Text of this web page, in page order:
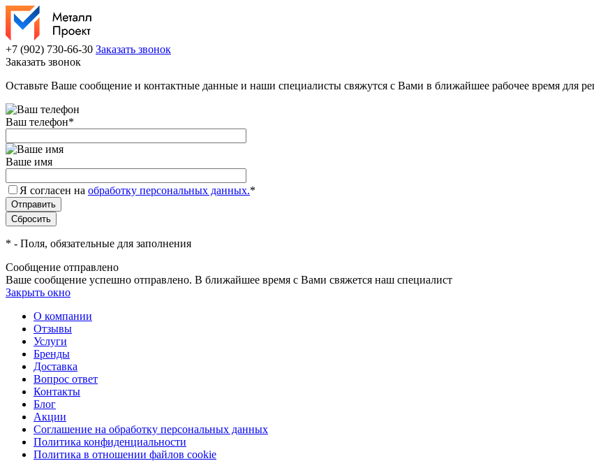
+7 (902) 730-66-30 Заказать звонок
Заказать звонок
Оставьте Ваше сообщение и контактные данные и наши специалисты свяжутся с Вами в ближайшее рабочее время для
Ваш телефон*
Ваше имя
Я согласен на обработку персональных данных.*
* - Поля, обязательные для заполнения
Сообщение отправлено
Ваше сообщение успешно отправлено. В ближайшее время с Вами свяжется наш специалист
Закрыть окно
О компании
Отзывы
Услуги
Бренды
Доставка
Вопрос ответ
Контакты
Блог
Акции
Соглашение на обработку персональных данных
Политика конфиденциальности
Политика в отношении файлов cookie